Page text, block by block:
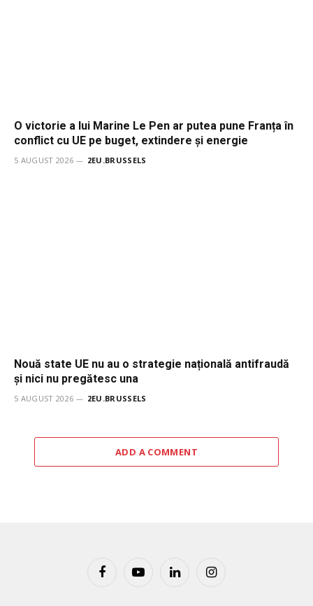
O victorie a lui Marine Le Pen ar putea pune Franța în
conflict cu UE pe buget, extindere și energie
5 AUGUST 2026 2EU.BRUSSELS
Nouă state UE nu au o strategie națională antifraudă
și nici nu pregătesc una
5 AUGUST 2026 2EU.BRUSSELS
ADD A COMMENT
FacebookYouTubeLinkedInInstagram